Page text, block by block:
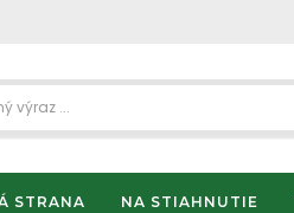
STRANA NA STIAHNUTIE